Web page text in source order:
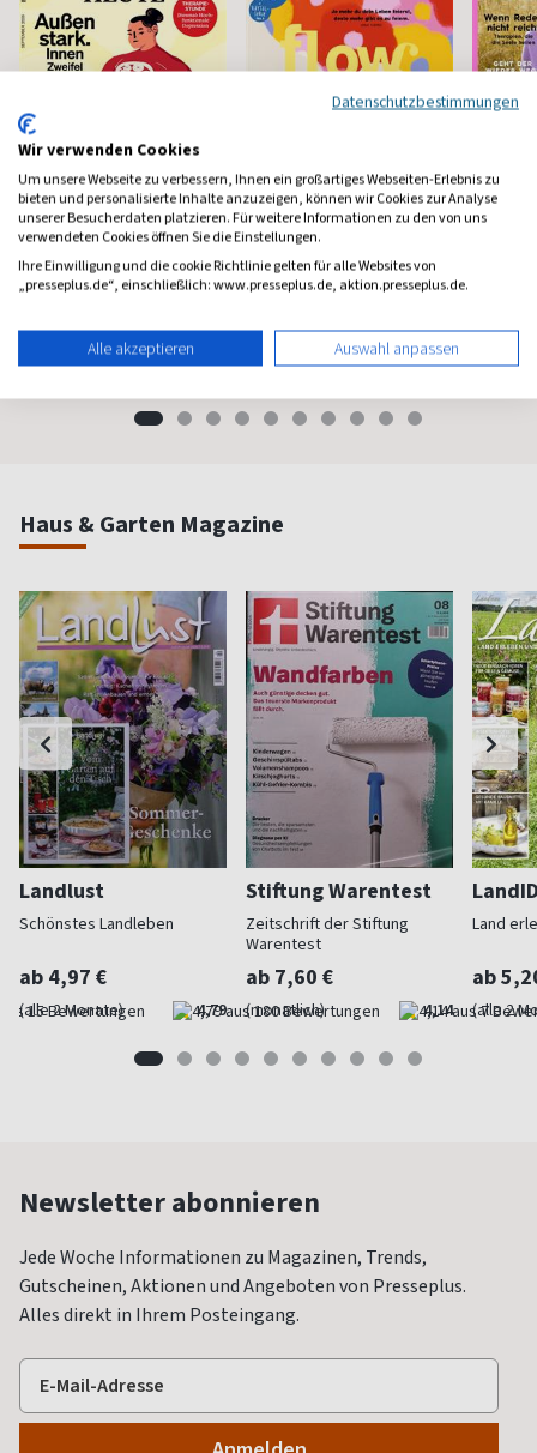
Psychologie Heute
Psychologie fürs Leben
ab 8,11 €
(monatlich) 4,40
Flow
Bewußt leben und erleben
ab 8,50 €
(8 x pro Jahr) 4,63
ab
Haus & Garten Magazine
Landlust
Schönstes Landleben
ab 4,97 €
(alle 2 Monate) 4,79
Stiftung Warentest
Zeitschrift der Stiftung
Warentest
ab 7,60 €
(monatlich) 4,14
Land
ab
(alle 2
Newsletter abonnieren
Jede Woche Informationen zu Magazinen, Trends,
Gutscheinen, Aktionen und Angeboten von Presseplus.
Alles direkt in Ihrem Posteingang.
Datenschutzbestimmungen
Wir verwenden Cookies
Um unsere Webseite zu verbessern, Ihnen ein großartiges Webseiten-Erlebnis zu
bieten und personalisierte Inhalte anzuzeigen, können wir Cookies zur Analyse
unserer Besucherdaten platzieren. Für weitere Informationen zu den von uns
verwendeten Cookies öffnen Sie die Einstellungen.
Ihre Einwilligung und die cookie Richtlinie gelten für alle Websites von
„presseplus.de“, einschließlich: www.presseplus.de, aktion.presseplus.de.
Alle akzeptieren Auswahl anpassen